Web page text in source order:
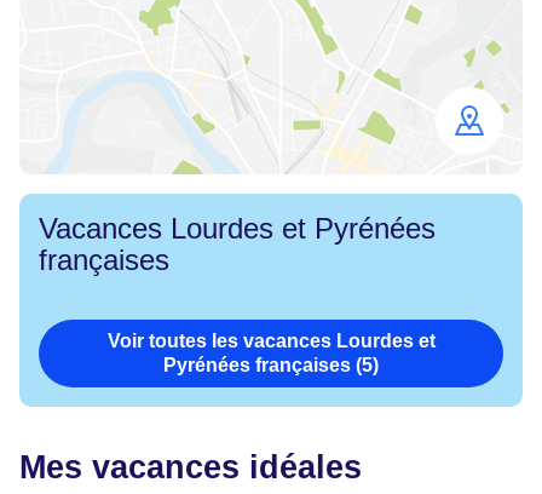
map
Vacances Lourdes et Pyrénées
françaises
Voir toutes les vacances Lourdes et
Pyrénées françaises (5)
Mes vacances idéales